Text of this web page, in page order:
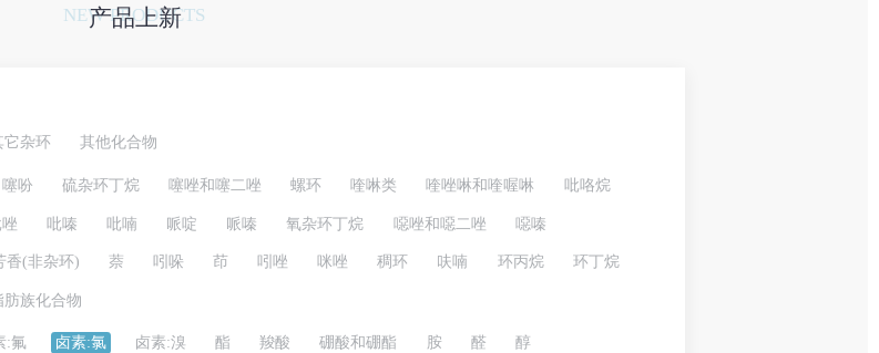
NEW PRODUCTS
产品上新
它杂环 其他化合物
噻吩 硫杂环丁烷 噻唑和噻二唑 螺环 喹啉类 喹唑啉和喹喔啉 吡咯烷
吡嗪 吡喃 哌啶 哌嗪 氧杂环丁烷 噁唑和噁二唑 噁嗪
香(非杂环) 萘 吲哚 茚 吲唑 咪唑 稠环 呋喃 环丙烷 环丁烷
肪族化合物
:氟 卤素:氯 卤素:溴 酯 羧酸 硼酸和硼酯 胺 醛 醇